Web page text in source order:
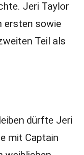
Jeri Taylor
ersten sowie
Teil als
dürfte Jeri
mit Captain